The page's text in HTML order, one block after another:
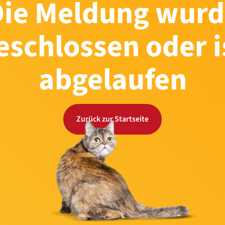
Meldung
oder
abgelaufen
Zurück zur Startseite